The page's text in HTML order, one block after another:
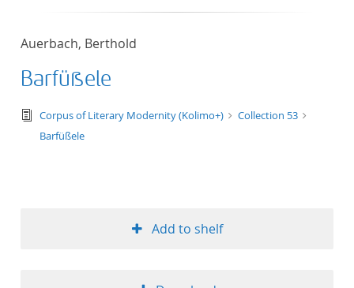
Auerbach, Berthold
Barfüßele
text/tg.edition+tg.aggregation+xml
Corpus of Literary Modernity (Kolimo+)
Collection 53
Barfüßele
Add to shelf